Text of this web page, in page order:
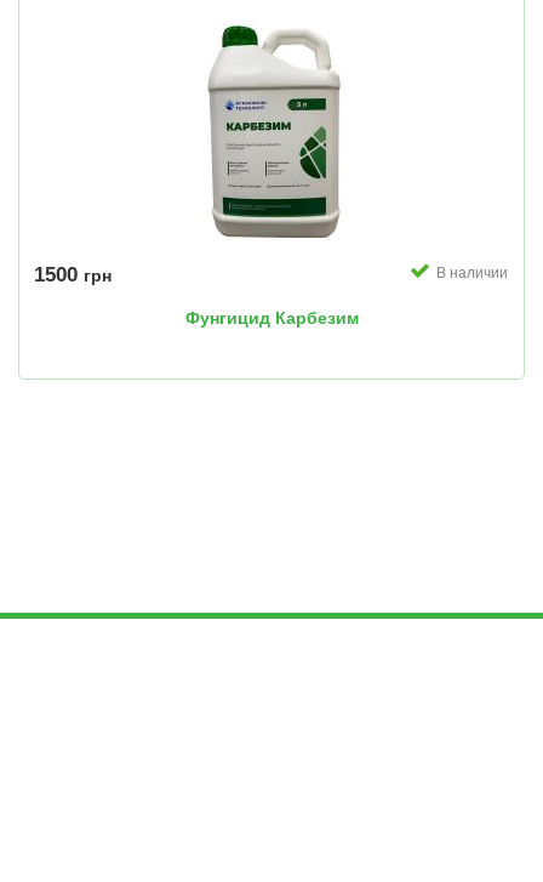
1500 грн В наличии
Фунгицид Карбезим